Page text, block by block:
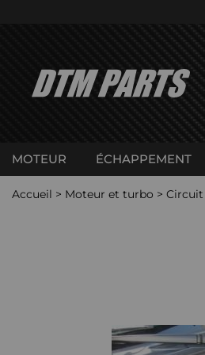
MOTEUR ÉCHAPPEMENT
Accueil > Moteur et turbo >